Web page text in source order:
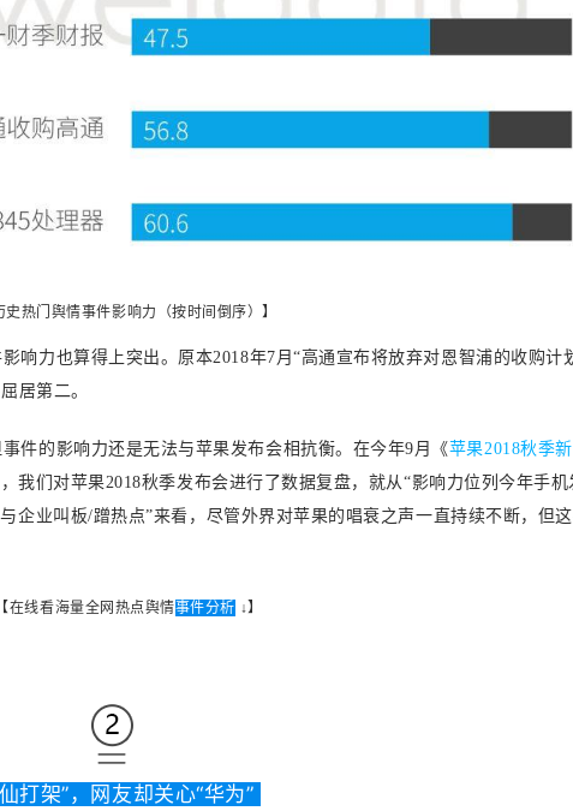
史热门舆情事件影响力（按时间倒序）】
响力也算得上突出。原本2018年7月“高通宣布将放弃对恩智浦的收购计
居第二。
件的影响力还是无法与苹果发布会相抗衡。在今年9月《苹果2018秋季
我们对苹果2018秋季发布会进行了数据复盘，就从“影响力位列今年手机
企业叫板/蹭热点”来看，尽管外界对苹果的唱衰之声一直持续不断，但
【在线看海量全网热点舆情事件分析 ↓】
打架”，网友却关心“华为”